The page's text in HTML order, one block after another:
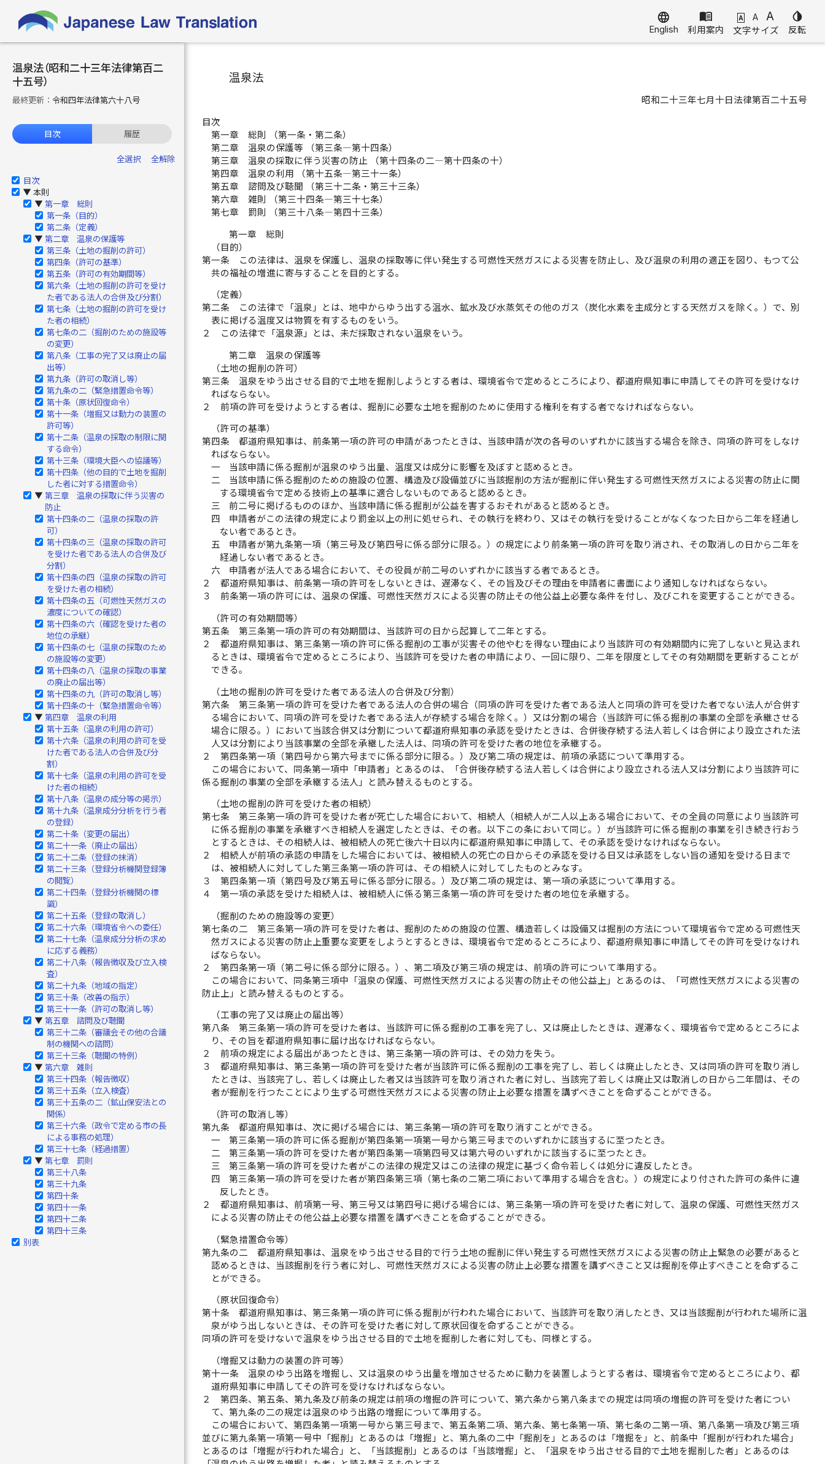
language
English
menu_book
利用案内
A A A
文字サイズ
invert_colors
反転
温泉法（昭和二十三年法律第百二
十五号）
最終更新： 令和四年法律第六十八号
目次 履歴
全選択 全解除
目次
▶ 本則
▶ 第一章 総則
第一条（目的）
第二条（定義）
▶ 第二章 温泉の保護等
第三条（土地の掘削の許可）
第四条（許可の基準）
第五条（許可の有効期間等）
第六条（土地の掘削の許可を受け
た者である法人の合併及び分割）
第七条（土地の掘削の許可を受け
た者の相続）
第七条の二（掘削のための施設等
の変更）
第八条（工事の完了又は廃止の届
出等）
第九条（許可の取消し等）
第九条の二（緊急措置命令等）
第十条（原状回復命令）
第十一条（増掘又は動力の装置の
許可等）
第十二条（温泉の採取の制限に関
する命令）
第十三条（環境大臣への協議等）
第十四条（他の目的で土地を掘削
した者に対する措置命令）
▶ 第三章 温泉の採取に伴う災害の
防止
第十四条の二（温泉の採取の許
可）
第十四条の三（温泉の採取の許可
を受けた者である法人の合併及び
分割）
第十四条の四（温泉の採取の許可
を受けた者の相続）
第十四条の五（可燃性天然ガスの
濃度についての確認）
第十四条の六（確認を受けた者の
地位の承継）
第十四条の七（温泉の採取のため
の施設等の変更）
第十四条の八（温泉の採取の事業
の廃止の届出等）
第十四条の九（許可の取消し等）
第十四条の十（緊急措置命令等）
▶ 第四章 温泉の利用
第十五条（温泉の利用の許可）
第十六条（温泉の利用の許可を受
けた者である法人の合併及び分
割）
第十七条（温泉の利用の許可を受
けた者の相続）
第十八条（温泉の成分等の掲示）
第十九条（温泉成分分析を行う者
の登録）
第二十条（変更の届出）
第二十一条（廃止の届出）
第二十二条（登録の抹消）
第二十三条（登録分析機関登録簿
の閲覧）
第二十四条（登録分析機関の標
識）
第二十五条（登録の取消し）
第二十六条（環境省令への委任）
第二十七条（温泉成分分析の求め
に応ずる義務）
第二十八条（報告徴収及び立入検
査）
第二十九条（地域の指定）
第三十条（改善の指示）
第三十一条（許可の取消し等）
▶ 第五章 諮問及び聴聞
第三十二条（審議会その他の合議
制の機関への諮問）
第三十三条（聴聞の特例）
▶ 第六章 雑則
第三十四条（報告徴収）
第三十五条（立入検査）
第三十五条の二（鉱山保安法との
関係）
第三十六条（政令で定める市の長
による事務の処理）
第三十七条（経過措置）
▶ 第七章 罰則
第三十八条
第三十九条
第四十条
第四十一条
第四十二条
第四十三条
別表
温泉法
昭和二十三年七月十日法律第百二十五号
目次
第一章 総則 （第一条・第二条）
第二章 温泉の保護等 （第三条―第十四条）
第三章 温泉の採取に伴う災害の防止 （第十四条の二―第十四条の十）
第四章 温泉の利用 （第十五条―第三十一条）
第五章 諮問及び聴聞 （第三十二条・第三十三条）
第六章 雑則 （第三十四条―第三十七条）
第七章 罰則 （第三十八条―第四十三条）
第一章 総則
（目的）
第一条
この法律は、温泉を保護し、温泉の採取等に伴い発生する可燃性天然ガスによる災害を防止し、及び温泉の利用の適正を図り、もつて公
共の福祉の増進に寄与することを目的とする。
（定義）
第二条
この法律で「温泉」とは、地中からゆう出する温水、鉱水及び水蒸気その他のガス（炭化水素を主成分とする天然ガスを除く。）で、別
表に掲げる温度又は物質を有するものをいう。
２
この法律で「温泉源」とは、未だ採取されない温泉をいう。
第二章 温泉の保護等
（土地の掘削の許可）
第三条
温泉をゆう出させる目的で土地を掘削しようとする者は、環境省令で定めるところにより、都道府県知事に申請してその許可を受けなけ
ればならない。
２
前項の許可を受けようとする者は、掘削に必要な土地を掘削のために使用する権利を有する者でなければならない。
（許可の基準）
第四条
都道府県知事は、前条第一項の許可の申請があつたときは、当該申請が次の各号のいずれかに該当する場合を除き、同項の許可をしなけ
ればならない。
一
当該申請に係る掘削が温泉のゆう出量、温度又は成分に影響を及ぼすと認めるとき。
二
当該申請に係る掘削のための施設の位置、構造及び設備並びに当該掘削の方法が掘削に伴い発生する可燃性天然ガスによる災害の防止に関
する環境省令で定める技術上の基準に適合しないものであると認めるとき。
三
前二号に掲げるもののほか、当該申請に係る掘削が公益を害するおそれがあると認めるとき。
四
申請者がこの法律の規定により罰金以上の刑に処せられ、その執行を終わり、又はその執行を受けることがなくなつた日から二年を経過し
ない者であるとき。
五
申請者が第九条第一項（第三号及び第四号に係る部分に限る。）の規定により前条第一項の許可を取り消され、その取消しの日から二年を
経過しない者であるとき。
六
申請者が法人である場合において、その役員が前二号のいずれかに該当する者であるとき。
２
都道府県知事は、前条第一項の許可をしないときは、遅滞なく、その旨及びその理由を申請者に書面により通知しなければならない。
３
前条第一項の許可には、温泉の保護、可燃性天然ガスによる災害の防止その他公益上必要な条件を付し、及びこれを変更することができる。
（許可の有効期間等）
第五条
第三条第一項の許可の有効期間は、当該許可の日から起算して二年とする。
２
都道府県知事は、第三条第一項の許可に係る掘削の工事が災害その他やむを得ない理由により当該許可の有効期間内に完了しないと見込まれ
るときは、環境省令で定めるところにより、当該許可を受けた者の申請により、一回に限り、二年を限度としてその有効期間を更新することが
できる。
（土地の掘削の許可を受けた者である法人の合併及び分割）
第六条
第三条第一項の許可を受けた者である法人の合併の場合（同項の許可を受けた者である法人と同項の許可を受けた者でない法人が合併す
る場合において、同項の許可を受けた者である法人が存続する場合を除く。）又は分割の場合（当該許可に係る掘削の事業の全部を承継させる
場合に限る。）において当該合併又は分割について都道府県知事の承認を受けたときは、合併後存続する法人若しくは合併により設立された法
人又は分割により当該事業の全部を承継した法人は、同項の許可を受けた者の地位を承継する。
２
第四条第一項（第四号から第六号までに係る部分に限る。）及び第二項の規定は、前項の承認について準用する。
この場合において、同条第一項中「申請者」とあるのは、「合併後存続する法人若しくは合併により設立される法人又は分割により当該許可に
係る掘削の事業の全部を承継する法人」と読み替えるものとする。
（土地の掘削の許可を受けた者の相続）
第七条
第三条第一項の許可を受けた者が死亡した場合において、相続人（相続人が二人以上ある場合において、その全員の同意により当該許可
に係る掘削の事業を承継すべき相続人を選定したときは、その者。以下この条において同じ。）が当該許可に係る掘削の事業を引き続き行おう
とするときは、その相続人は、被相続人の死亡後六十日以内に都道府県知事に申請して、その承認を受けなければならない。
２
相続人が前項の承認の申請をした場合においては、被相続人の死亡の日からその承認を受ける日又は承認をしない旨の通知を受ける日まで
は、被相続人に対してした第三条第一項の許可は、その相続人に対してしたものとみなす。
３
第四条第一項（第四号及び第五号に係る部分に限る。）及び第二項の規定は、第一項の承認について準用する。
４
第一項の承認を受けた相続人は、被相続人に係る第三条第一項の許可を受けた者の地位を承継する。
（掘削のための施設等の変更）
第七条の二
第三条第一項の許可を受けた者は、掘削のための施設の位置、構造若しくは設備又は掘削の方法について環境省令で定める可燃性天
然ガスによる災害の防止上重要な変更をしようとするときは、環境省令で定めるところにより、都道府県知事に申請してその許可を受けなけれ
ばならない。
２
第四条第一項（第二号に係る部分に限る。）、第二項及び第三項の規定は、前項の許可について準用する。
この場合において、同条第三項中「温泉の保護、可燃性天然ガスによる災害の防止その他公益上」とあるのは、「可燃性天然ガスによる災害の
防止上」と読み替えるものとする。
（工事の完了又は廃止の届出等）
第八条
第三条第一項の許可を受けた者は、当該許可に係る掘削の工事を完了し、又は廃止したときは、遅滞なく、環境省令で定めるところによ
り、その旨を都道府県知事に届け出なければならない。
２
前項の規定による届出があつたときは、第三条第一項の許可は、その効力を失う。
３
都道府県知事は、第三条第一項の許可を受けた者が当該許可に係る掘削の工事を完了し、若しくは廃止したとき、又は同項の許可を取り消し
たときは、当該完了し、若しくは廃止した者又は当該許可を取り消された者に対し、当該完了若しくは廃止又は取消しの日から二年間は、その
者が掘削を行つたことにより生ずる可燃性天然ガスによる災害の防止上必要な措置を講ずべきことを命ずることができる。
（許可の取消し等）
第九条
都道府県知事は、次に掲げる場合には、第三条第一項の許可を取り消すことができる。
一
第三条第一項の許可に係る掘削が第四条第一項第一号から第三号までのいずれかに該当するに至つたとき。
二
第三条第一項の許可を受けた者が第四条第一項第四号又は第六号のいずれかに該当するに至つたとき。
三
第三条第一項の許可を受けた者がこの法律の規定又はこの法律の規定に基づく命令若しくは処分に違反したとき。
四
第三条第一項の許可を受けた者が第四条第三項（第七条の二第二項において準用する場合を含む。）の規定により付された許可の条件に違
反したとき。
２
都道府県知事は、前項第一号、第三号又は第四号に掲げる場合には、第三条第一項の許可を受けた者に対して、温泉の保護、可燃性天然ガス
による災害の防止その他公益上必要な措置を講ずべきことを命ずることができる。
（緊急措置命令等）
第九条の二
都道府県知事は、温泉をゆう出させる目的で行う土地の掘削に伴い発生する可燃性天然ガスによる災害の防止上緊急の必要があると
認めるときは、当該掘削を行う者に対し、可燃性天然ガスによる災害の防止上必要な措置を講ずべきこと又は掘削を停止すべきことを命ずるこ
とができる。
（原状回復命令）
第十条
都道府県知事は、第三条第一項の許可に係る掘削が行われた場合において、当該許可を取り消したとき、又は当該掘削が行われた場所に温
泉がゆう出しないときは、その許可を受けた者に対して原状回復を命ずることができる。
同項の許可を受けないで温泉をゆう出させる目的で土地を掘削した者に対しても、同様とする。
（増掘又は動力の装置の許可等）
第十一条
温泉のゆう出路を増掘し、又は温泉のゆう出量を増加させるために動力を装置しようとする者は、環境省令で定めるところにより、都
道府県知事に申請してその許可を受けなければならない。
２
第四条、第五条、第九条及び前条の規定は前項の増掘の許可について、第六条から第八条までの規定は同項の増掘の許可を受けた者につい
て、第九条の二の規定は温泉のゆう出路の増掘について準用する。
この場合において、第四条第一項第一号から第三号まで、第五条第二項、第六条、第七条第一項、第七条の二第一項、第八条第一項及び第三項
並びに第九条第一項第一号中「掘削」とあるのは「増掘」と、第九条の二中「掘削を」とあるのは「増掘を」と、前条中「掘削が行われた場合」
とあるのは「増掘が行われた場合」と、「当該掘削」とあるのは「当該増掘」と、「温泉をゆう出させる目的で土地を掘削した者」とあるのは